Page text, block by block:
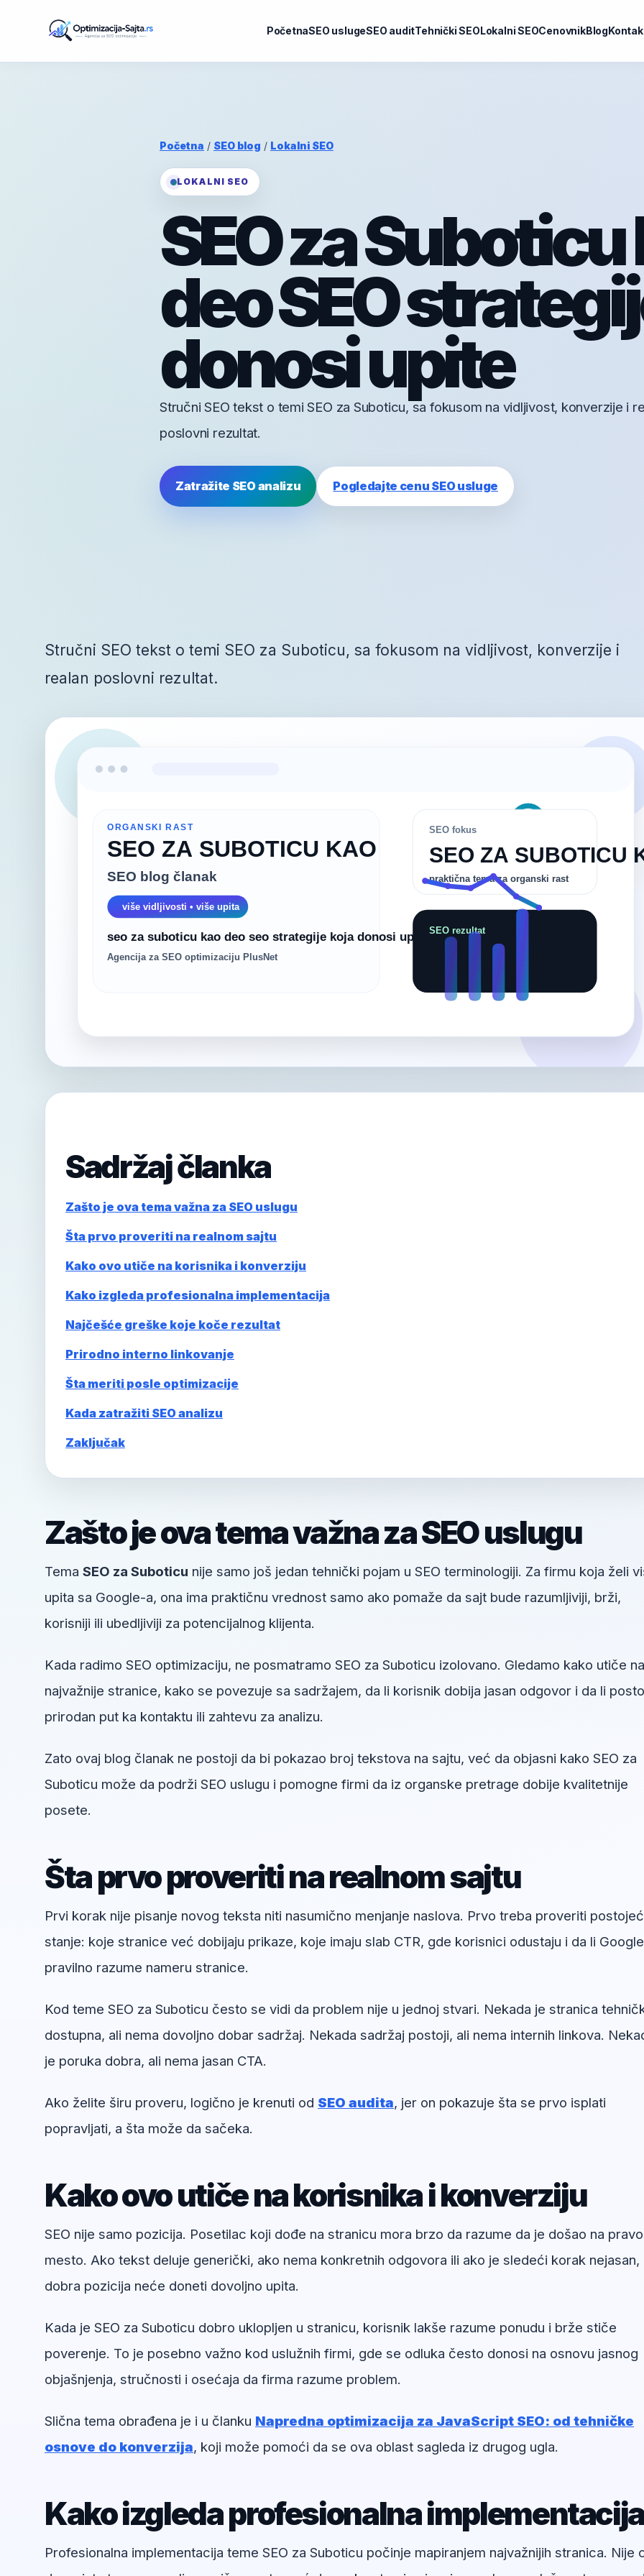
PočetnaSEO uslugeSEO auditTehnički SEOLokalni SEOCenovnikBlog
Početna / SEO blog / Lokalni SEO
LOKALNI SEO
SEO za Suboticu
deo SEO
donosi upite
Stručni SEO tekst o temi SEO za Suboticu, sa fokusom na vidljivost, konverzije i
poslovni rezultat.
Zatražite SEO analizu Pogledajte cenu SEO usluge
Stručni SEO tekst o temi SEO za Suboticu, sa fokusom na vidljivost, konverzije i
realan poslovni rezultat.
Sadržaj članka
Zašto je ova tema važna za SEO uslugu
Šta prvo proveriti na realnom sajtu
Kako ovo utiče na korisnika i konverziju
Kako izgleda profesionalna implementacija
Najčešće greške koje koče rezultat
Prirodno interno linkovanje
Šta meriti posle optimizacije
Kada zatražiti SEO analizu
Zaključak
Zašto je ova tema važna za SEO uslugu
Tema SEO za Suboticu nije samo još jedan tehnički pojam u SEO terminologiji. Za firmu koja želi
upita sa Google-a, ona ima praktičnu vrednost samo ako pomaže da sajt bude razumljiviji, brži,
korisniji ili ubedljiviji za potencijalnog klijenta.
Kada radimo SEO optimizaciju, ne posmatramo SEO za Suboticu izolovano. Gledamo kako utiče na
najvažnije stranice, kako se povezuje sa sadržajem, da li korisnik dobija jasan odgovor i da li
prirodan put ka kontaktu ili zahtevu za analizu.
Zato ovaj blog članak ne postoji da bi pokazao broj tekstova na sajtu, već da objasni kako SEO za
Suboticu može da podrži SEO uslugu i pomogne firmi da iz organske pretrage dobije kvalitetnije
posete.
Šta prvo proveriti na realnom sajtu
Prvi korak nije pisanje novog teksta niti nasumično menjanje naslova. Prvo treba proveriti
stanje: koje stranice već dobijaju prikaze, koje imaju slab CTR, gde korisnici odustaju i da li Google
pravilno razume nameru stranice.
Kod teme SEO za Suboticu često se vidi da problem nije u jednoj stvari. Nekada je stranica
dostupna, ali nema dovoljno dobar sadržaj. Nekada sadržaj postoji, ali nema internih linkova.
je poruka dobra, ali nema jasan CTA.
Ako želite širu proveru, logično je krenuti od SEO audita, jer on pokazuje šta se prvo isplati
popravljati, a šta može da sačeka.
Kako ovo utiče na korisnika i konverziju
SEO nije samo pozicija. Posetilac koji dođe na stranicu mora brzo da razume da je došao na pravo
mesto. Ako tekst deluje generički, ako nema konkretnih odgovora ili ako je sledeći korak nejasan,
dobra pozicija neće doneti dovoljno upita.
Kada je SEO za Suboticu dobro uklopljen u stranicu, korisnik lakše razume ponudu i brže stiče
poverenje. To je posebno važno kod uslužnih firmi, gde se odluka često donosi na osnovu jasnog
objašnjenja, stručnosti i osećaja da firma razume problem.
Slična tema obrađena je i u članku Napredna optimizacija za JavaScript SEO: od tehničke
osnove do konverzija, koji može pomoći da se ova oblast sagleda iz drugog ugla.
Kako izgleda profesionalna
Profesionalna implementacija teme SEO za Suboticu počinje mapiranjem najvažnijih stranica. Nije